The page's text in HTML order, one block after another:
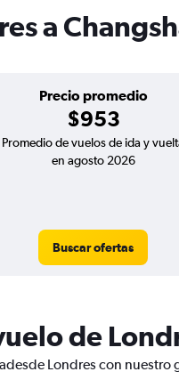
a
Precio promedio
$953
Promedio de vuelos de ida y
en agosto 2026
Buscar ofertas
de
Londres con